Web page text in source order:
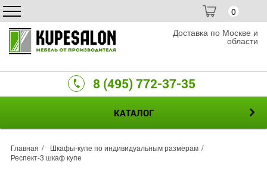
0
Доставка по Москве и
области
8 (495) 772-37-35
КАТАЛОГ
Главная
Шкафы-купе по индивидуальным размерам
Респект-3 шкаф купе